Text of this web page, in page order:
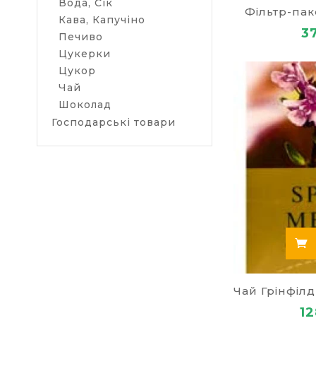
Вода, Сік
Кава, Капучіно
Печиво
Цукерки
Цукор
Чай
Шоколад
Господарські товари
чай Lipton,
Вироби з
Товари
Товари
Офісна
Фільтр-